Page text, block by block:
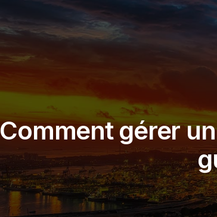
Comment gérer